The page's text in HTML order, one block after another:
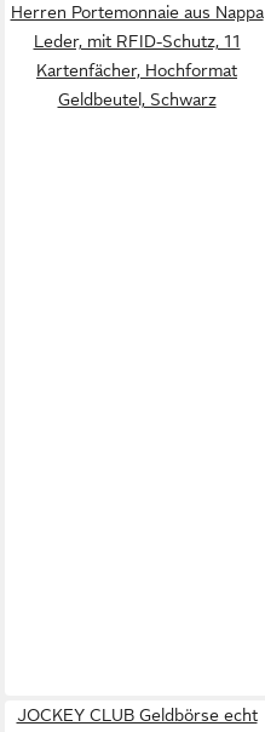
Herren Portemonnaie aus Nappa
Leder, mit RFID-Schutz, 11
Kartenfächer, Hochformat
Geldbeutel, Schwarz
JOCKEY CLUB Geldbörse echt